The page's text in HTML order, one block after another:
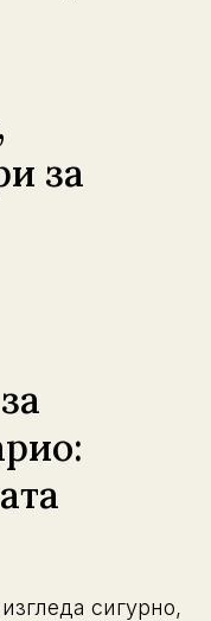
за
сигурно,